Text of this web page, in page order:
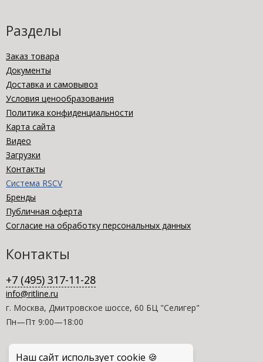
Наш сайт использует cookie 🍪
Разделы
Заказ товара
Документы
Доставка и самовывоз
Условия ценообразования
Политика конфиденциальности
Карта сайта
Видео
Загрузки
Контакты
Система RSCV
Бренды
Публичная оферта
Согласие на обработку персональных данных
Контакты
+7 (495) 317-11-28
info@ritline.ru
г. Москва, Дмитровское шоссе, 60 БЦ "Селигер"
Пн—Пт 9:00—18:00